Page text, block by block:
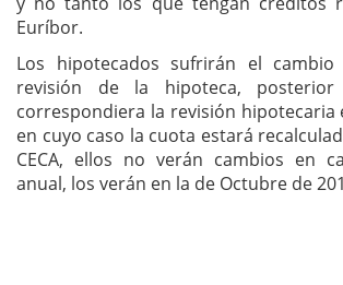
Euríbor.
Los hipotecados sufrirán el
revisión de la hipoteca,
correspondiera la revisión hipotecaria
en cuyo caso la cuota estará
CECA, ellos no verán cambios en
anual, los verán en la de Octubre de